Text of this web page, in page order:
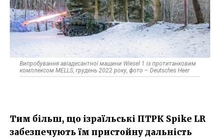
Випробування авіадесантної машини Wiesel 1 із протитанковим
комплексом MELLS, грудень 2022 року, фото – Deutsches Heer
Тим більш, що ізраїльські ПТРК Spike LR
забезпечують їм пристойну дальність